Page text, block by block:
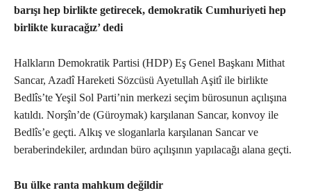
barışı hep birlikte getirecek, demokratik Cumhuriyeti hep
birlikte kuracağız’ dedi
Halkların Demokratik Partisi (HDP) Eş Genel Başkanı Mithat
Sancar, Azadî Hareketi Sözcüsü Ayetullah Aşitî ile birlikte
Bedlîs’te Yeşil Sol Parti’nin merkezi seçim bürosunun açılışına
katıldı. Norşîn’de (Güroymak) karşılanan Sancar, konvoy ile
Bedlîs’e geçti. Alkış ve sloganlarla karşılanan Sancar ve
beraberindekiler, ardından büro açılışının yapılacağı alana geçti.
Bu ülke ranta mahkum değildir